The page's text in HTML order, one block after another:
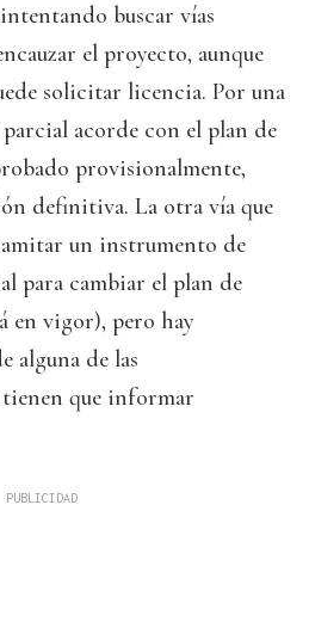
buscar vías
el proyecto, aunque
solicitar licencia. Por una
acorde con el plan de
provisionalmente,
definitiva. La otra vía que
un instrumento de
para cambiar el plan de
en vigor), pero hay
alguna de las
que informar